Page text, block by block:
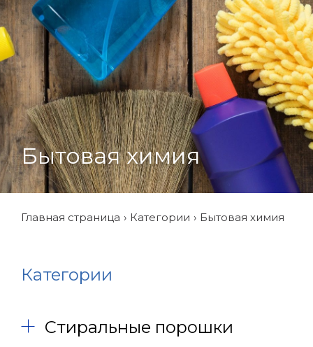
Бытовая химия
Главная страница Категории Бытовая химия
Категории
Стиральные порошки